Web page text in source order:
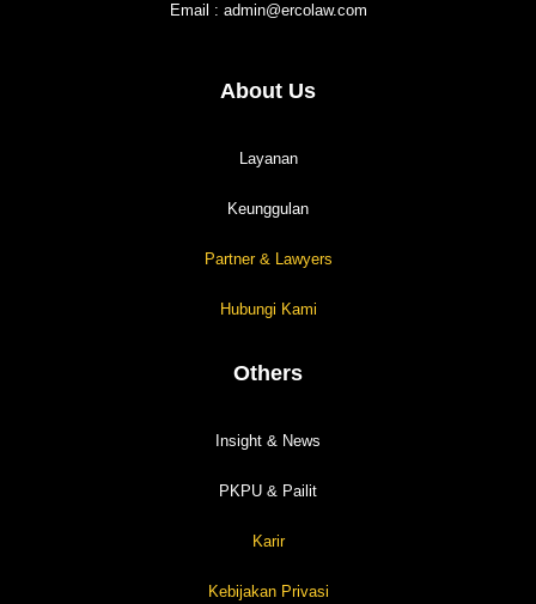
Email : admin@ercolaw.com
About Us
Layanan
Keunggulan
Partner & Lawyers
Hubungi Kami
Others
Insight & News
PKPU & Pailit
Karir
Kebijakan Privasi